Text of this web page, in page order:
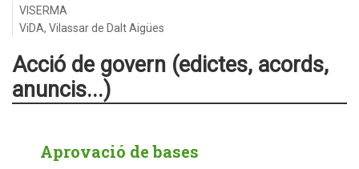
VISERMA
ViDA, Vilassar de Dalt Aigües
Acció de govern (edictes, acords,
anuncis...)
Aprovació de bases